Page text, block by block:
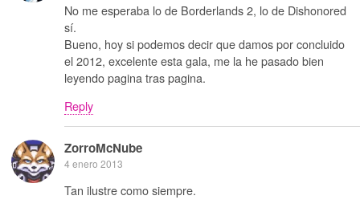
No me esperaba lo de Borderlands 2, lo de Dishonored
sí.
Bueno, hoy si podemos decir que damos por concluido
el 2012, excelente esta gala, me la he pasado bien
leyendo pagina tras pagina.
Reply
ZorroMcNube
4 enero 2013
Tan ilustre como siempre.